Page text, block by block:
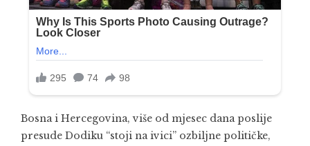
Bosna i Hercegovina, više od mjesec dana poslije
presude Dodiku “stoji na ivici” ozbiljne političke,